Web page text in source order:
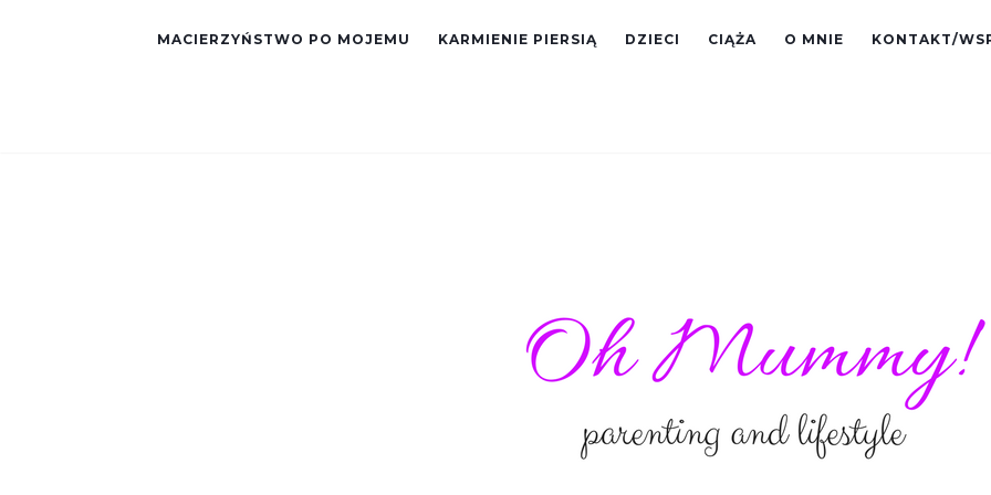
MACIERZYŃSTWO PO MOJEMU KARMIENIE PIERSIĄ DZIECI CIĄŻA O MNIE KONTAKT/